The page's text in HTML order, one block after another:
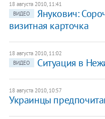
18 августа 2010, 11:41
ВИДЕО
Янукович:
визитная карточка
18 августа 2010, 11:02
ВИДЕО
Ситуация в
18 августа 2010, 10:57
Украинцы